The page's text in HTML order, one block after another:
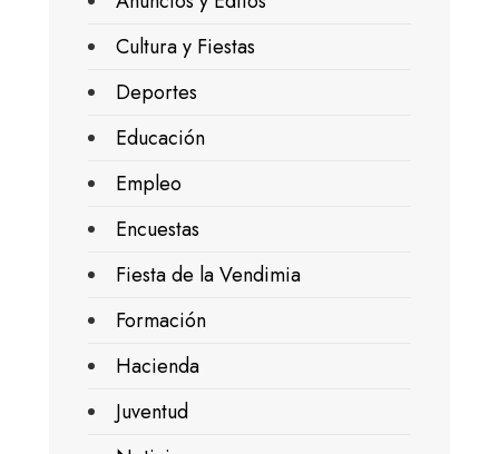
Cultura y Fiestas
Deportes
Educación
Empleo
Encuestas
Fiesta de la Vendimia
Formación
Hacienda
Juventud